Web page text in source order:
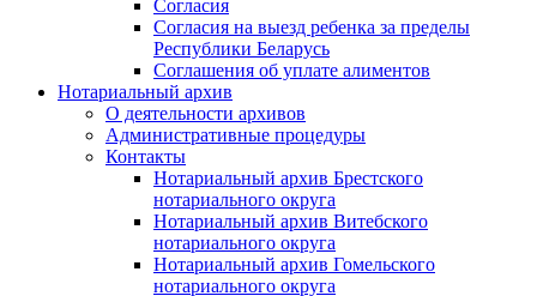
Согласия
Согласия на выезд ребенка за пределы
Республики Беларусь
Соглашения об уплате алиментов
Нотариальный архив
О деятельности архивов
Административные процедуры
Контакты
Нотариальный архив Брестского
нотариального округа
Нотариальный архив Витебского
нотариального округа
Нотариальный архив Гомельского
нотариального округа